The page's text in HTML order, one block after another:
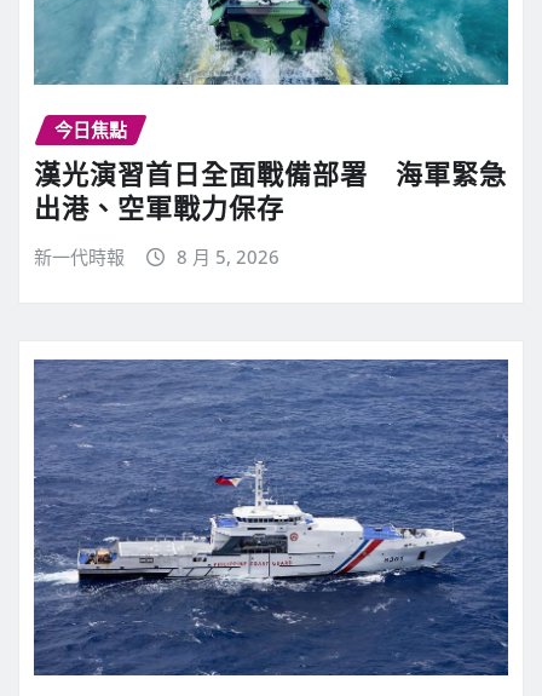
今日焦點
漢光演習首日全面戰備部署 海軍緊急
出港、空軍戰力保存
新一代時報 8 月 5, 2026